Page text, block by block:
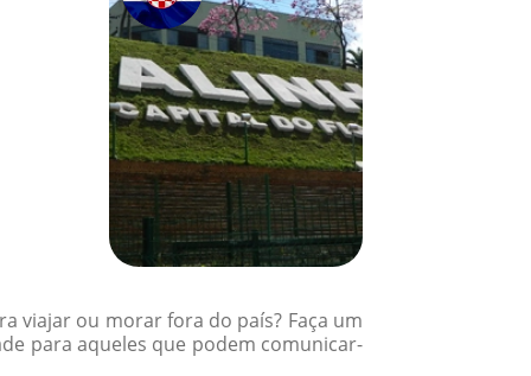
viajar ou morar fora do país? Faça um
para aqueles que podem comunicar-